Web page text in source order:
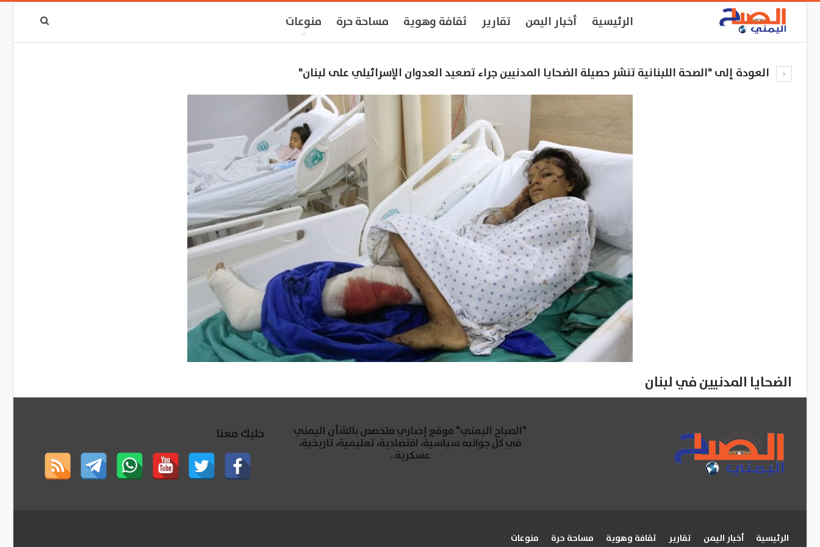
الرئيسية أخبار اليمن تقارير ثقافة وهوية مساحة حرة منوعات
العودة إلى "الصحة اللبنانية تنشر حصيلة الضحايا المدنيين جراء تصعيد العدوان الإسرائيلي على لبنان"
الضحايا المدنيين في لبنان
"الصباح اليمني" موقع إخباري متخصص بالشأن اليمني
في كل جوانبه سياسية، اقتصادية، تعليمية، تاريخية،
عسكرية..
خليك معنا
الرئيسية أخبار اليمن تقارير ثقافة وهوية مساحة حرة منوعات